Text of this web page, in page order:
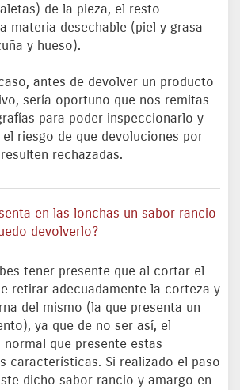
de la pieza, el resto
materia desechable (piel y grasa
y hueso).
antes de devolver un producto
sería oportuno que nos remitas
para poder inspeccionarlo y
riesgo de que devoluciones por
rechazadas.
en las lonchas un sabor rancio
devolverlo?
tener presente que al cortar el
retirar adecuadamente la corteza y
del mismo (la que presenta un
ya que de no ser así, el
que presente estas
características. Si realizado el paso
dicho sabor rancio y amargo en